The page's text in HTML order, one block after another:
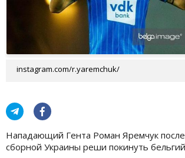
instagram.com/r.yaremchuk/
Нападающий Гента Роман Яремчук
сборной Украины реши покинуть